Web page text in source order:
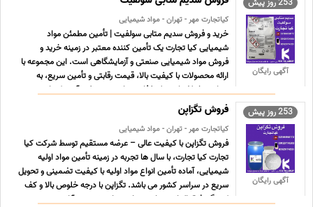
آگهی رایگان
کیاتجارت مهر - تهران - مواد شیمیایی
خرید و فروش سدیم متابی سولفیت | تأمین مطمئن مواد
شیمیایی کیا تجارت یک تأمین کننده معتبر در زمینه خرید و
فروش مواد شیمیایی صنعتی و آزمایشگاهی است. این مجموعه با
ارائه محصولات با کیفیت بالا، قیمت رقابتی و تأمین سریع، به
صنایع مختلف از جمله غذایی، دارویی، تصفیه آب و کشاورزی
خدمات رس ... ...
253 روز پیش
آگهی رایگان
فروش تگزاپن
کیاتجارت مهر - تهران - مواد شیمیایی
فروش تگزاپن با کیفیت عالی – عرضه مستقیم توسط شرکت کیا
تجارت کیا تجارت، با سال ها تجربه در زمینه تأمین مواد اولیه
شیمیایی، آماده تأمین انواع مواد اولیه با کیفیت تضمینی و تحویل
سریع در سراسر کشور می باشد. تگزاپن با درجه خلوص بالا و کف
کنندگی فوق العاده، مناسب برای صنایع شوینده، آرا ... ...